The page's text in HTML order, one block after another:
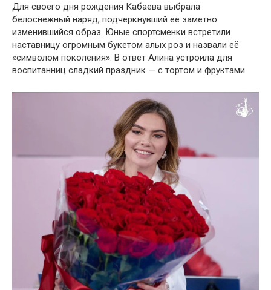
Для своего дня рождения Кабаева выбрала
белоснежный наряд, подчеркнувший её заметно
изменившийся образ. Юные спортсменки встретили
наставницу огромным букетом алых роз и назвали её
«символом поколения». В ответ Алина устроила для
воспитанниц сладкий праздник — с тортом и фруктами.